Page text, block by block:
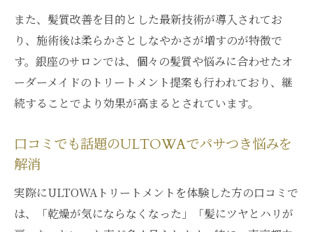
また、髪質改善を目的とした最新技術が導入されてお
り、施術後は柔らかさとしなやかさが増すのが特徴で
す。銀座のサロンでは、個々の髪質や悩みに合わせたオ
ーダーメイドのトリートメント提案も行われており、継
続することでより効果が高まるとされています。
口コミでも話題のULTOWAでパサつき悩みを
解消
実際にULTOWAトリートメントを体験した方の口コミで
は、「乾燥が気にならなくなった」「髪にツヤとハリが